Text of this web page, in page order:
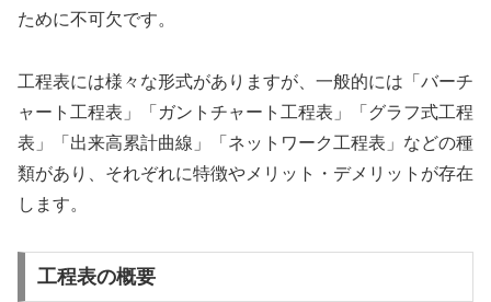
ために不可欠です​​。
工程表には様々な形式がありますが、一般的には「バーチ
ャート工程表」「ガントチャート工程表」「グラフ式工程
表」「出来高累計曲線」「ネットワーク工程表」などの種
類があり、それぞれに特徴やメリット・デメリットが存在
します​​。
工程表の概要